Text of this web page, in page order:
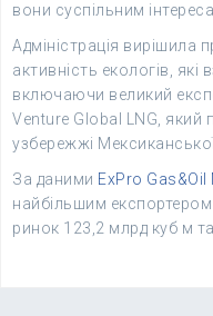
вони суспільним
Адміністрація вирішила
активність екологів, які
включаючи великий
Venture Global LNG, який
узбережжі
За даними ExPro Gas&Oil
найбільшим
ринок 123,2 млрд куб м